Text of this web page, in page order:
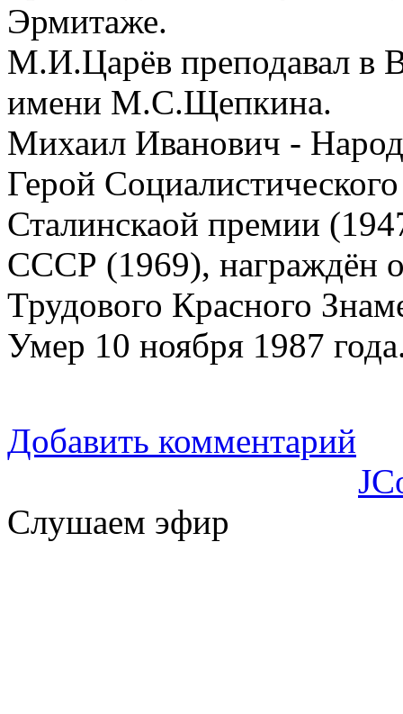
Эрмитаже.
М.И.Царёв преподавал в
имени М.С.Щепкина.
Михаил Иванович -
Герой
Сталинскаой премии
СССР (1969), награждён
Трудового Красного
Умер 10 ноября 1987
Добавить комментарий
Слушаем эфир